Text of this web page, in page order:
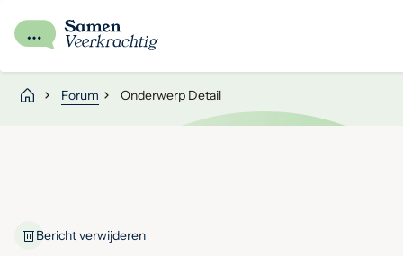
Forum Onderwerp Detail
Bericht verwijderen